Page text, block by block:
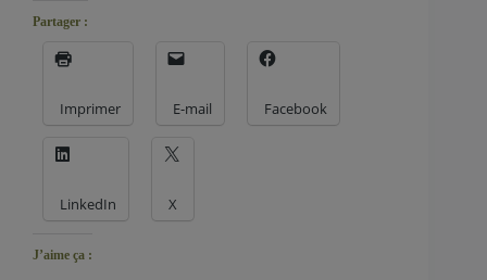
Partager :
Imprimer E-mail Facebook
LinkedIn X
J’aime ça :